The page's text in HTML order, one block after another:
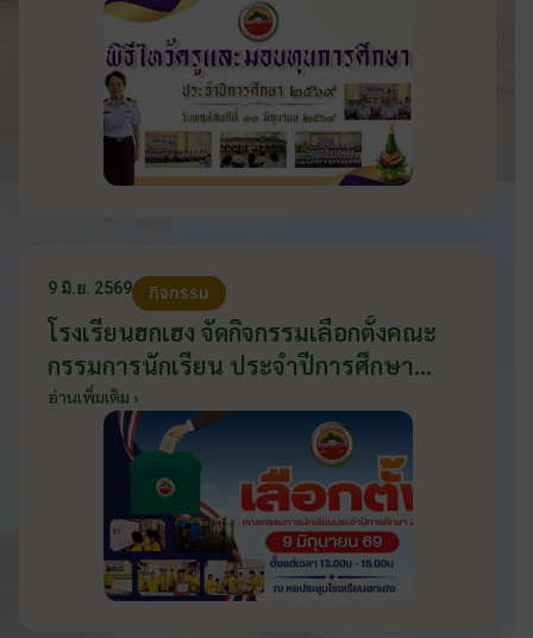
9 มิ.ย. 2569 กิจกรรม
โรงเรียนฮกเฮง จัดกิจกรรมเลือกตั้งคณะ
กรรมการนักเรียน ประจำปีการศึกษา
2569 ส่งเสริมประชาธิปไตยในโรงเรียน
วันที่ 9 มิถุนายน 2569
อ่านเพิ่มเติม ›